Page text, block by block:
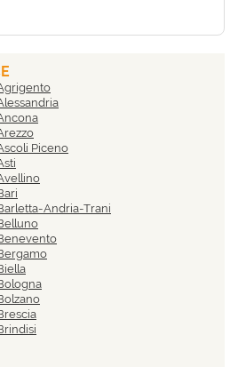
Piceno
Andria-Trani